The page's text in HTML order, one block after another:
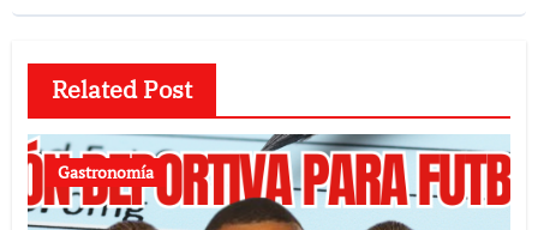
Related Post
Gastronomía